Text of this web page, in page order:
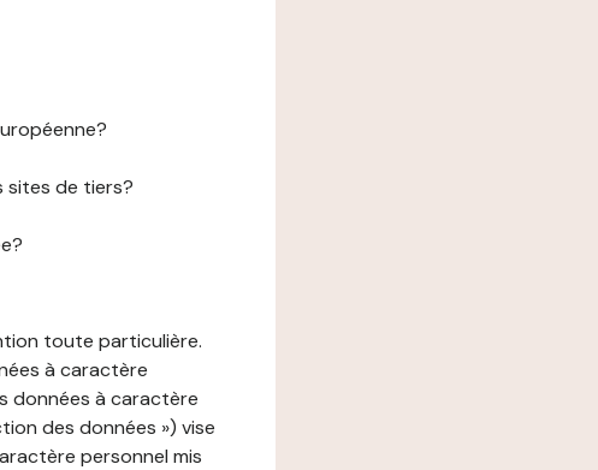
sites de tiers?
toute particulière.
à caractère
données à caractère
des données ») vise
personnel mis